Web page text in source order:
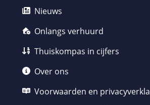
Nieuws
Onlangs verhuurd
Thuiskompas in cijfers
Over ons
Voorwaarden en